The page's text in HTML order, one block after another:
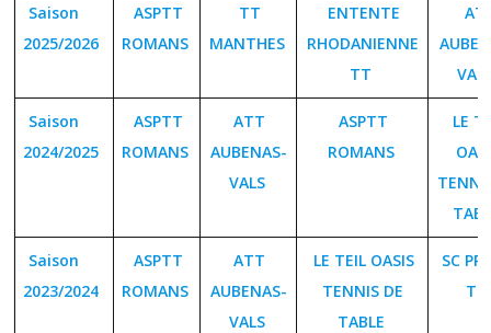
Saison
2025/2026
ASPTT
ROMANS
TT
MANTHES
ENTENTE
RHODANIENNE
TT
Saison
2024/2025
ASPTT
ROMANS
ATT
AUBENAS-
VALS
ASPTT
ROMANS
LE
Saison
2023/2024
ASPTT
ROMANS
ATT
AUBENAS-
VALS
LE TEIL OASIS
TENNIS DE
TABLE
SC
TT